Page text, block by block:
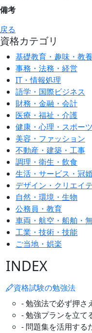
備考
戻る
資格カテゴリ
基礎教育・趣味・教養
事務・法務・経営
IT・情報処理
語学・国際ビジネス
財務・金融・会計
医療・福祉・介護
健康・心理・スポーツ
美容・ファッション
不動産・建築・工事
調理・衛生・飲食
生活・サービス・冠
デザイン・クリエイ
自然・環境・生物
公務員・教育
車両・航空・船舶・
工業・技術・技能
ご当地・娯楽
INDEX
資格試験の勉強法
- 勉強法で必ず押さ
- 勉強プランを立て
- 問題集を活用する